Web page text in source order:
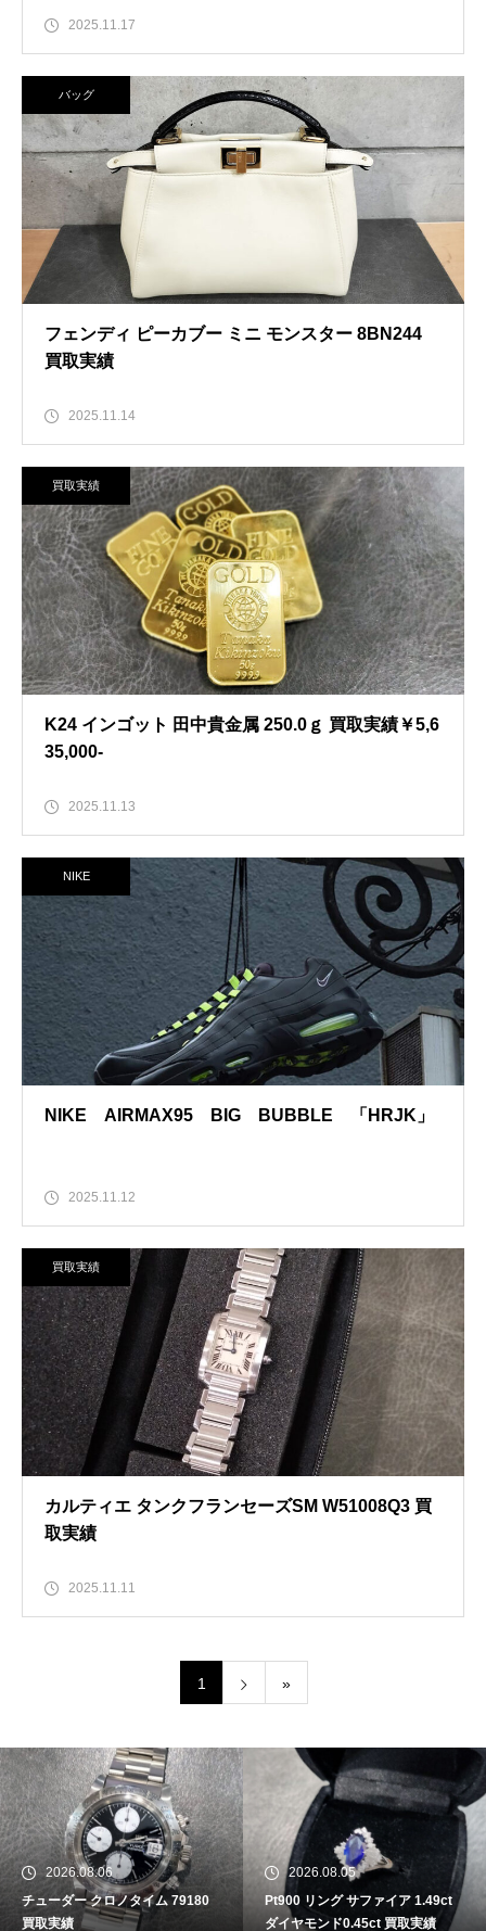
2025.11.17
バッグ
フェンディ ピーカブー ミニ モンスター 8BN244
買取実績
2025.11.14
買取実績
K24 インゴット 田中貴金属 250.0ｇ 買取実績￥5,6
35,000-
2025.11.13
NIKE
NIKE AIRMAX95 BIG BUBBLE 「HRJK」
2025.11.12
買取実績
カルティエ タンクフランセーズSM W51008Q3 買
取実績
2025.11.11
1 »
2026.08.06
チューダー クロノタイム 79180
買取実績
2026.08.05
Pt900 リング サファイア 1.49ct
ダイヤモンド0.45ct 買取実績